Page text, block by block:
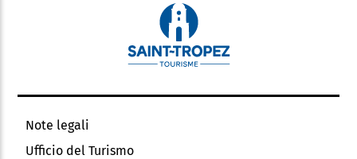
Note legali
Ufficio del Turismo